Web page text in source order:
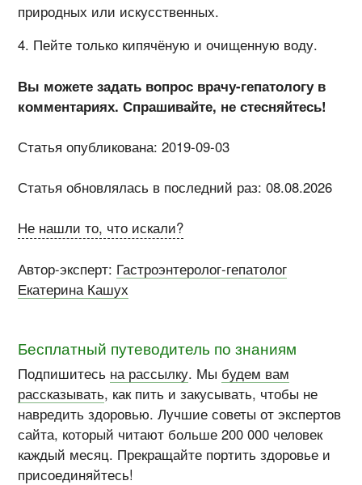
природных или искусственных.
Пейте только кипячёную и очищенную воду.
Вы можете задать вопрос врачу-гепатологу в
комментариях. Спрашивайте, не стесняйтесь!
Статья опубликована: 2019-09-03
Статья обновлялась в последний раз: 08.08.2026
Не нашли то, что искали?
Автор-эксперт: Гастроэнтеролог-гепатолог
Екатерина Кашух
Бесплатный путеводитель по знаниям
Подпишитесь на рассылку. Мы будем вам
рассказывать, как пить и закусывать, чтобы не
навредить здоровью. Лучшие советы от экспертов
сайта, который читают больше 200 000 человек
каждый месяц. Прекращайте портить здоровье и
присоединяйтесь!